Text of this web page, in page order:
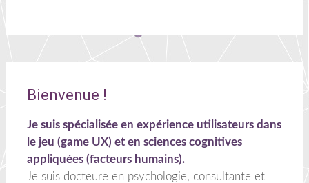
Bienvenue !
Je suis spécialisée en expérience utilisateurs dans
le jeu (game UX) et en sciences cognitives
appliquées (facteurs humains).
Je suis docteure en psychologie, consultante et